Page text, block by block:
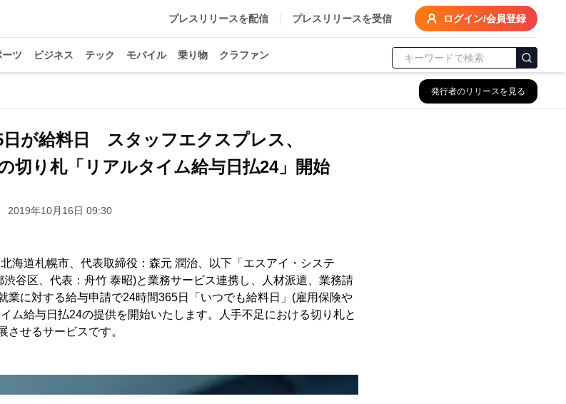
プレスリリースを配信 プレスリリースを受信 ログイン/会員登録
ーツ ビジネス テック モバイル 乗り物 クラファン
発行者のリリースを見る
日が給料日 スタッフエクスプレス、
切り札「リアルタイム給与日払24」開始
2019年10月16日 09:30
海道札幌市、代表取締役：森元 潤治、以下「エスアイ・システ
谷区、代表：舟竹 泰昭)と業務サービス連携し、人材派遣、業務請
業に対する給与申請で24時間365日「いつでも給料日」(雇用保険や
ム給与日払24の提供を開始いたします。人手不足における切り札と
させるサービスです。